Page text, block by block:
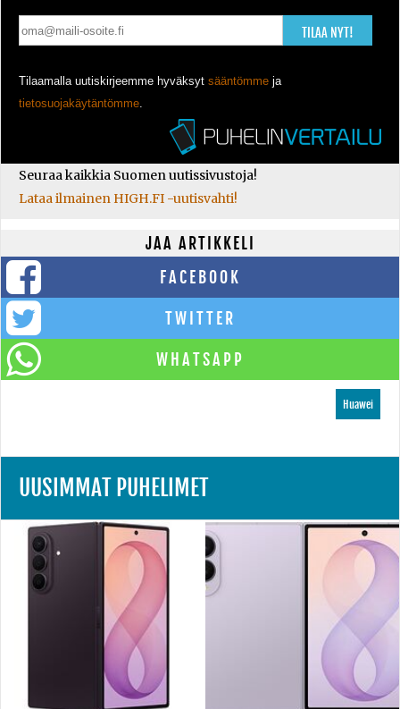
TILAA NYT!
Tilaamalla uutiskirjeemme hyväksyt sääntömme ja
tietosuojakäytäntömme.
Seuraa kaikkia Suomen uutissivustoja!
Lataa ilmainen HIGH.FI -uutisvahti!
JAA ARTIKKELI
FACEBOOK
TWITTER
WHATSAPP
Huawei
UUSIMMAT PUHELIMET